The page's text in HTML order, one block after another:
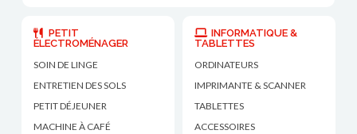
PETIT
ÉLECTROMÉNAGER
SOIN DE LINGE
ENTRETIEN DES SOLS
PETIT DÉJEUNER
MACHINE À CAFÉ
INFORMATIQUE &
TABLETTES
ORDINATEURS
IMPRIMANTE & SCANNER
TABLETTES
ACCESSOIRES